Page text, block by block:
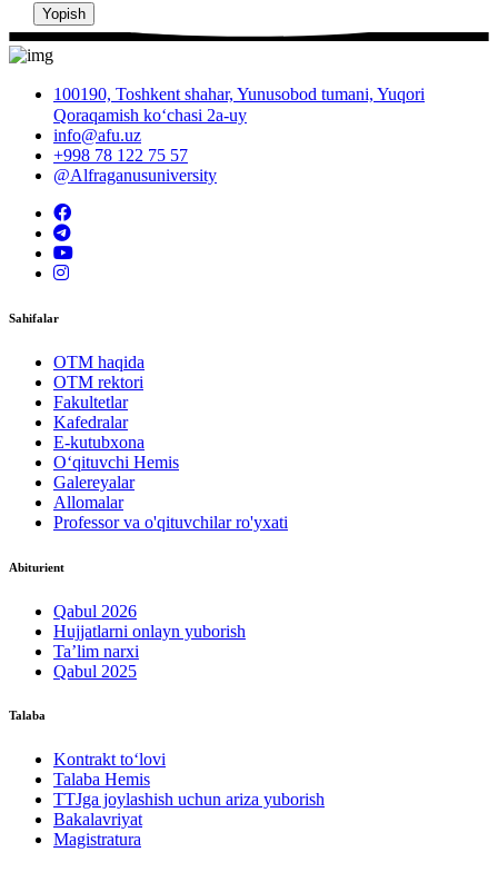
Yopish
100190, Toshkent shahar, Yunusobod tumani, Yuqori
Qoraqamish ko‘chasi 2a-uy
info@afu.uz
+998 78 122 75 57
@Alfraganusuniversity
Sahifalar
OTM haqida
OTM rektori
Fakultetlar
Kafedralar
E-kutubxona
O‘qituvchi Hemis
Galereyalar
Allomalar
Professor va o'qituvchilar ro'yxati
Abiturient
Qabul 2026
Hujjatlarni onlayn yuborish
Ta’lim narxi
Qabul 2025
Talaba
Kontrakt to‘lovі
Talaba Hemis
TTJga joylashish uchun ariza yuborish
Bakalavriyat
Magistratura